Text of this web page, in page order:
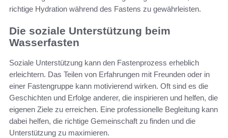
richtige Hydration während des Fastens zu gewährleisten.
Die soziale Unterstützung beim
Wasserfasten
Soziale Unterstützung kann den Fastenprozess erheblich
erleichtern. Das Teilen von Erfahrungen mit Freunden oder in
einer Fastengruppe kann motivierend wirken. Oft sind es die
Geschichten und Erfolge anderer, die inspirieren und helfen, die
eigenen Ziele zu erreichen. Eine professionelle Begleitung kann
dabei helfen, die richtige Gemeinschaft zu finden und die
Unterstützung zu maximieren.